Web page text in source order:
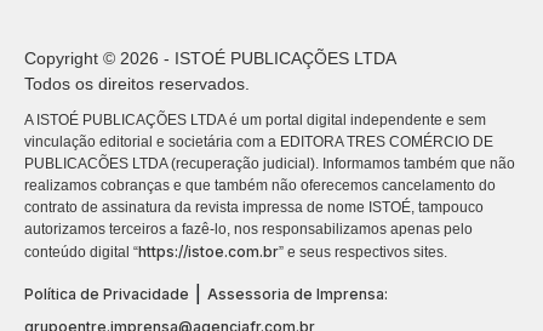
Copyright © 2026 - ISTOÉ PUBLICAÇÕES LTDA
Todos os direitos reservados.
A ISTOÉ PUBLICAÇÕES LTDA é um portal digital independente e sem
vinculação editorial e societária com a EDITORA TRES COMÉRCIO DE
PUBLICACÕES LTDA (recuperação judicial). Informamos também que não
realizamos cobranças e que também não oferecemos cancelamento do
contrato de assinatura da revista impressa de nome ISTOÉ, tampouco
autorizamos terceiros a fazê-lo, nos responsabilizamos apenas pelo
conteúdo digital “https://istoe.com.br” e seus respectivos sites.
Política de Privacidade
Assessoria de Imprensa:
grupoentre.imprensa@agenciafr.com.br